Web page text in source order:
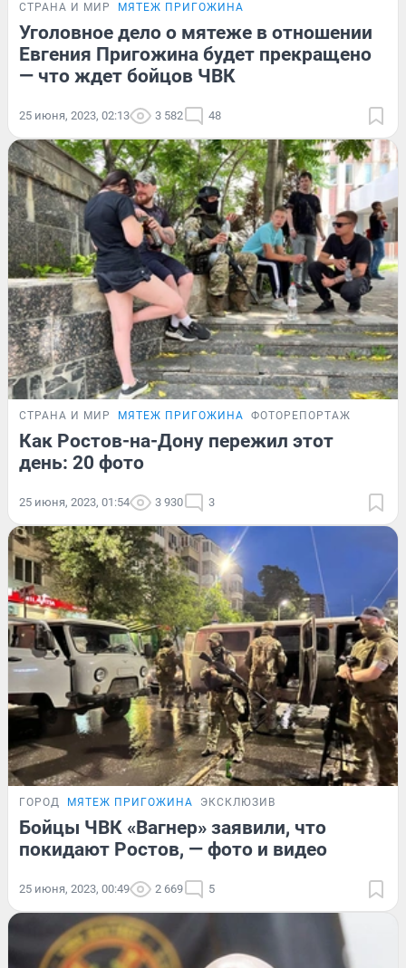
СТРАНА И МИР МЯТЕЖ ПРИГОЖИНА
Уголовное дело о мятеже в отношении
Евгения Пригожина будет прекращено
— что ждет бойцов ЧВК
25 июня, 2023, 02:13 3 582 48
СТРАНА И МИР МЯТЕЖ ПРИГОЖИНА ФОТОРЕПОРТАЖ
Как Ростов-на-Дону пережил этот
день: 20 фото
25 июня, 2023, 01:54 3 930 3
ГОРОД МЯТЕЖ ПРИГОЖИНА ЭКСКЛЮЗИВ
Бойцы ЧВК «Вагнер» заявили, что
покидают Ростов, — фото и видео
25 июня, 2023, 00:49 2 669 5